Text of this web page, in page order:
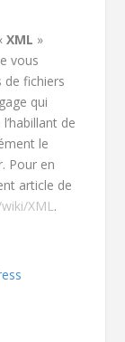
XML »
vous
fichiers
qui
de
le
Pour en
article de
XML.